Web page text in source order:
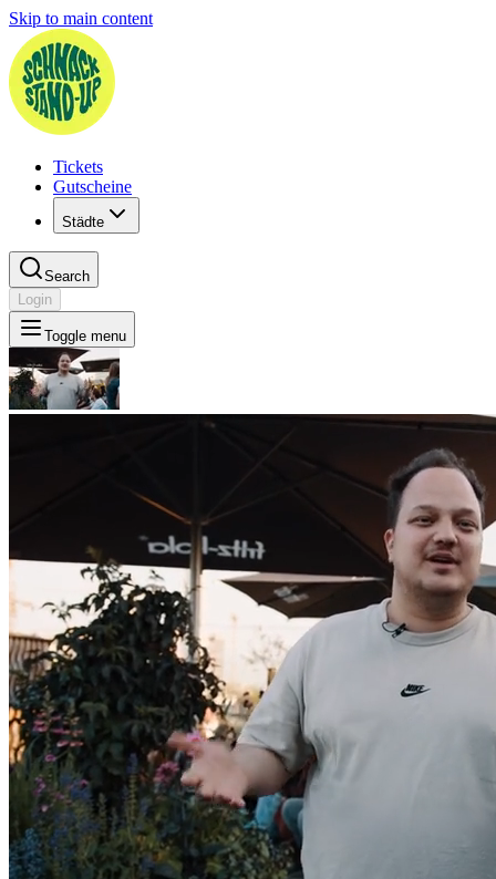
Skip to main content
Tickets
Gutscheine
Städte
Search
Login
Toggle menu